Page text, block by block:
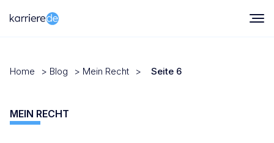
Home > Blog > Mein Recht > Seite 6
MEIN RECHT